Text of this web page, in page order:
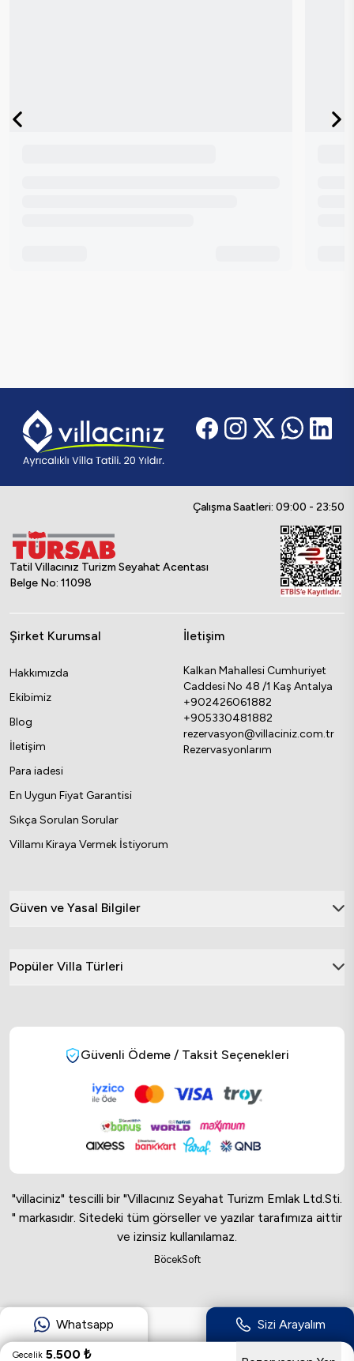
Çalışma Saatleri: 09:00 - 23:50
Tatil Villacınız Turizm Seyahat Acentası
Belge No: 11098
Şirket Kurumsal
Hakkımızda
Ekibimiz
Blog
İletişim
Para iadesi
En Uygun Fiyat Garantisi
Sıkça Sorulan Sorular
Villamı Kiraya Vermek İstiyorum
İletişim
Kalkan Mahallesi Cumhuriyet
Caddesi No 48 /1 Kaş Antalya
+902426061882
+905330481882
rezervasyon@villaciniz.com.tr
Rezervasyonlarım
Güven ve Yasal Bilgiler
Popüler Villa Türleri
Güvenli Ödeme / Taksit Seçenekleri
"villaciniz" tescilli bir "Villacınız Seyahat Turizm Emlak Ltd.Sti.
" markasıdır. Sitedeki tüm görseller ve yazılar tarafımıza aittir
ve izinsiz kullanılamaz.
BöcekSoft
Whatsapp Sizi Arayalım
Gecelik 5.500 ₺